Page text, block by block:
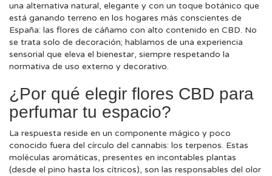
una alternativa natural, elegante y con un toque botánico que
está ganando terreno en los hogares más conscientes de
España: las flores de cáñamo con alto contenido en CBD. No
se trata solo de decoración; hablamos de una experiencia
sensorial que eleva el bienestar, siempre respetando la
normativa de uso externo y decorativo.
¿Por qué elegir flores CBD para
perfumar tu espacio?
La respuesta reside en un componente mágico y poco
conocido fuera del círculo del cannabis: los terpenos. Estas
moléculas aromáticas, presentes en incontables plantas
(desde el pino hasta los cítricos), son las responsables del olor